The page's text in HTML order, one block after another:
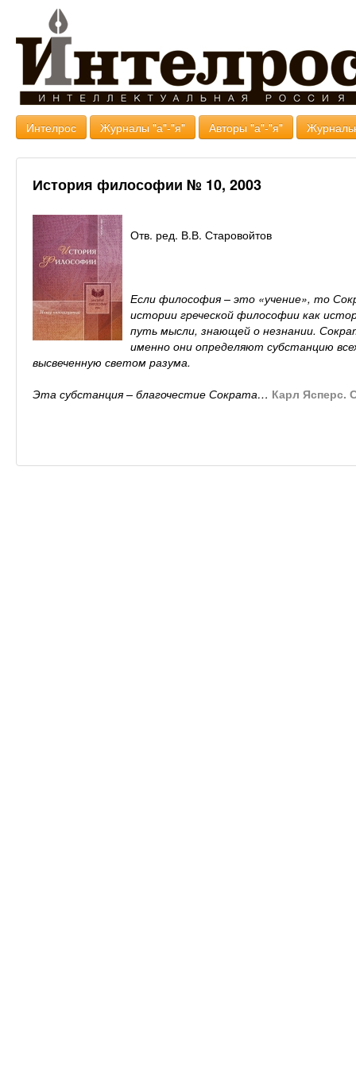
Интелрос Журналы "а"-"я" Авторы "а"-"я"
История философии № 10, 2003
Отв. ред. В.В. Старовойтов
Если философия – это «учение», то
истории греческой философии как
путь мысли, знающей о незнании.
именно они определяют субстанцию
высвеченную светом разума.
Эта субстанция – благочестие Сократа… Карл Ясперс.